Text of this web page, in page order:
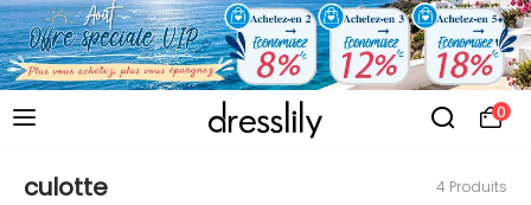
0
culotte 4 Produits